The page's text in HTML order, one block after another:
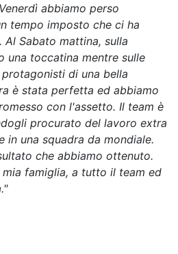
abbiamo perso
tempo imposto che ci ha
Sabato mattina, sulla
una toccatina mentre sulle
di una bella
è stata perfetta ed abbiamo
con l'assetto. Il team è
procurato del lavoro extra
in una squadra da mondiale.
che abbiamo ottenuto.
famiglia, a tutto il team ed